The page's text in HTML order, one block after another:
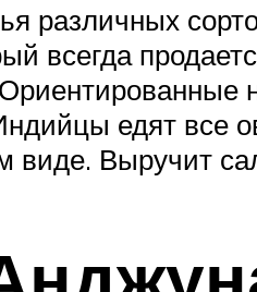
различных
всегда
едят все
виде. Выручит